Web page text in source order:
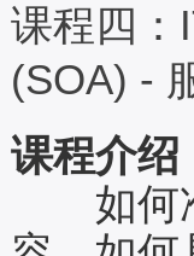
课程四：
(SOA) -
课程介绍
如何准